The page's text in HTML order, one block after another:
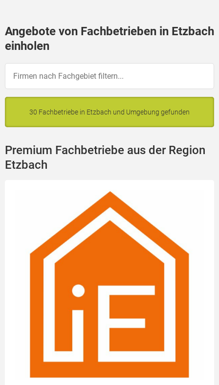
Angebote von Fachbetrieben in Etzbach
einholen
30 Fachbetriebe in Etzbach und Umgebung gefunden
Premium Fachbetriebe aus der Region
Etzbach